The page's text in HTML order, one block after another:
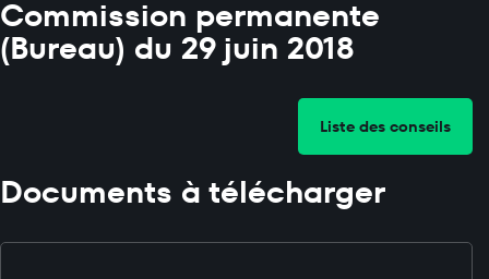
Commission permanente
(Bureau) du 29 juin 2018
Liste des conseils
Documents à télécharger